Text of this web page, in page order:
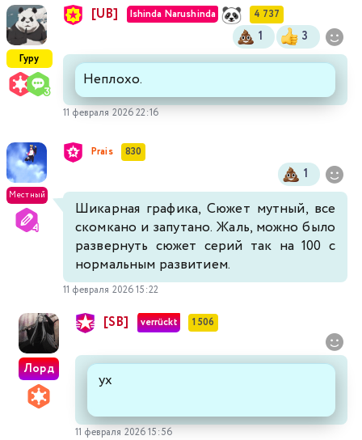
Гуру
[UB] Ishinda Narushinda 4 737
1 3
Неплохо.
11 февраля 2026 22:16
Местный
Prais 830
1
Шикарная графика, Сюжет мутный, все
скомкано и запутано. Жаль, можно было
развернуть сюжет серий так на 100 с
нормальным развитием.
11 февраля 2026 15:22
Лорд
[SB] verrückt 1 506
ух
11 февраля 2026 15:56